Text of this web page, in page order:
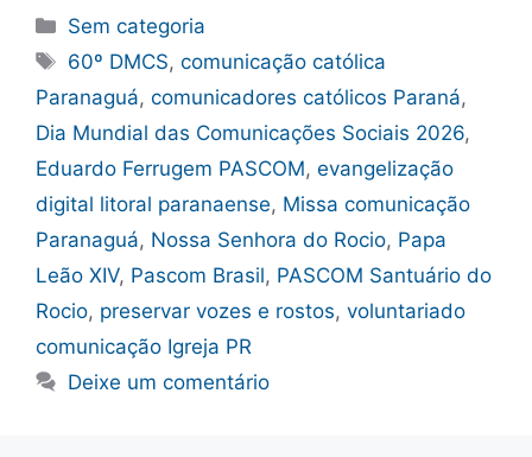
Categorias
Sem categoria
Tags
60º DMCS,comunicação católica
Paranaguá, comunicadores católicos Paraná,
Dia Mundial das Comunicações Sociais 2026,
Eduardo Ferrugem PASCOM, evangelização
digital litoral paranaense, Missa comunicação
Paranaguá, Nossa Senhora do Rocio, Papa
Leão XIV, Pascom Brasil, PASCOM Santuário do
Rocio, preservar vozes e rostos, voluntariado
comunicação Igreja PR
Deixe um comentário